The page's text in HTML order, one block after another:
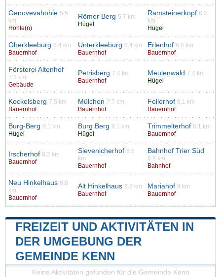
Genovevahöhle 5.5
km
Höhle(n)
Römer Berg 5.7 km
Hügel
Ramsteinerkopf 6.2
km
Hügel
Oberkleeburg 6.4 km
Bauernhof
Unterkleeburg 6.4 km
Bauernhof
Erlenhof 6.8 km
Bauernhof
Försterei Altenhof
7.3 km
Gebäude
Petrisberg 7.4 km
Bauernhof
Meulenwald 7.4 km
Hügel
Kockelsberg 7.5 km
Bauernhof
Mülchen 7.7 km
Bauernhof
Fellerhof 8.1 km
Bauernhof
Burg-Berg 8.1 km
Hügel
Burg Berg 8.1 km
Hügel
Trimmelterhof 8.1 km
Bauernhof
Irscherhof 8.2 km
Bauernhof
Sievenicherhof 8.6
km
Bauernhof
Bahnhof Trier Süd
8.8 km
Bahnhof
Neu Hinkelhaus 8.8
km
Bauernhof
Alt Hinkelhaus 8.8 km
Bauernhof
Mariahof 9 km
Bauernhof
FREIZEIT UND AKTIVITÄTEN IN
DER UMGEBUNG DER
GEMEINDE KENN
Keine Aktivitäten gefunden für die Gemeinde Kenn